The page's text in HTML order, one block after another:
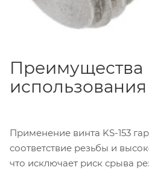
Преимущества
использования
Применение винта KS-153
соответствие резьбы и
что исключает риск срыва